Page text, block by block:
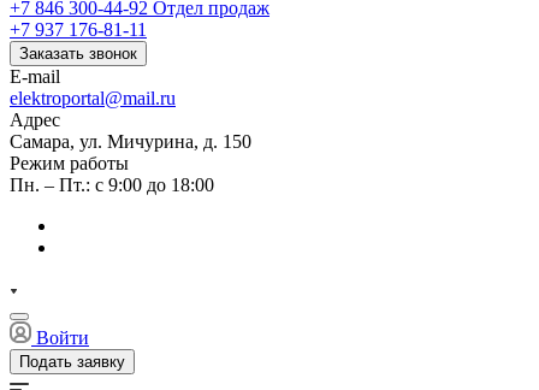
+7 846 300-44-92 Отдел продаж
+7 937 176-81-11
Заказать звонок
E-mail
elektroportal@mail.ru
Адрес
Самара, ул. Мичурина, д. 150
Режим работы
Пн. – Пт.: с 9:00 до 18:00
Войти
Подать заявку